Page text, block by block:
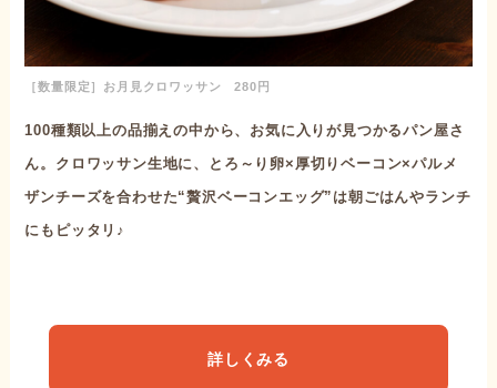
［数量限定］お月見クロワッサン 280円
100種類以上の品揃えの中から、お気に入りが見つかるパン屋さ
ん。クロワッサン生地に、とろ～り卵×厚切りベーコン×パルメ
ザンチーズを合わせた“贅沢ベーコンエッグ”は朝ごはんやランチ
にもピッタリ♪
詳しくみる